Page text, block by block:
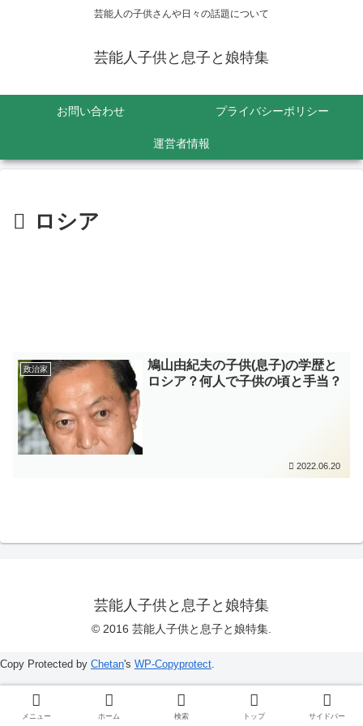
芸能人の子供さんや日々の話題について
芸能人子供と息子と娘特集
お問い合わせ プライバシーポリシー
運営者情報
ロシア
政治家
鳩山由紀夫の子供(息子)の学歴と
ロシア？何人で子供の頃と手当？
2022.06.20
芸能人子供と息子と娘特集
© 2016 芸能人子供と息子と娘特集.
メニュー ホーム 検索 トップ サイドバー
Copy Protected by Chetan's WP-Copyprotect